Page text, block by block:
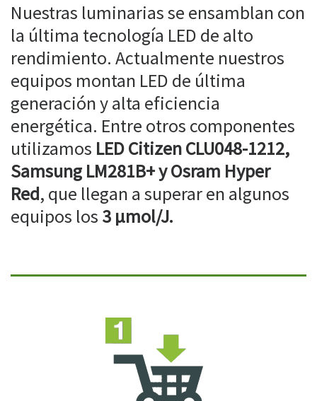
Nuestras luminarias se ensamblan con
la última tecnología LED de alto
rendimiento. Actualmente nuestros
equipos montan LED de última
generación y alta eficiencia
energética. Entre otros componentes
utilizamos LED Citizen CLU048-1212,
Samsung LM281B+ y Osram Hyper
Red, que llegan a superar en algunos
equipos los 3 µmol/J.